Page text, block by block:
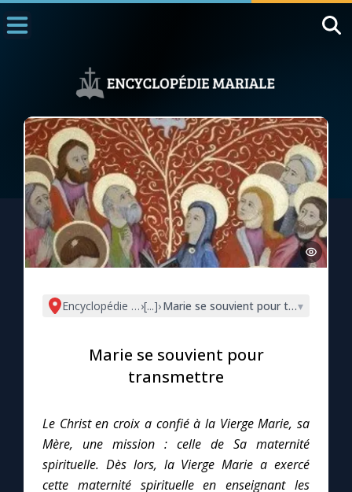
1000 Raisons de Croire
L'actualité de la semaine
La chaîne Youtube
La newsletter
La vidéo de la semaine
Le magazine
Le site internet
Encyclopédie mariale
›[...]›Marie se souvient pour transmettre
▾
Marie se souvient pour
transmettre
Le Christ en croix a confié à la Vierge Marie, sa
Mère, une mission : celle de Sa maternité
spirituelle. Dès lors, la Vierge Marie a exercé
cette maternité spirituelle en enseignant les